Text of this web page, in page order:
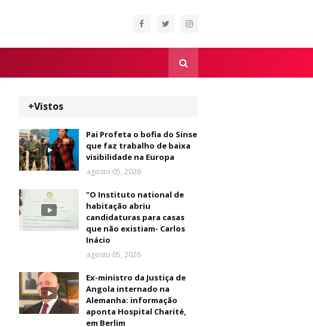
+Vistos
Pai Profeta o bofia do Sinse
que faz trabalho de baixa
visibilidade na Europa
agosto 05, 2026
"O Instituto national de
habitação abriu
candidaturas para casas
que não existiam- Carlos
Inácio
agosto 05, 2026
Ex-ministro da Justiça de
Angola internado na
Alemanha: informação
aponta Hospital Charité,
em Berlim